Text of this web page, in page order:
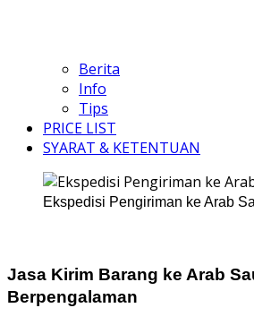
Berita
Info
Tips
PRICE LIST
SYARAT & KETENTUAN
Ekspedisi Pengiriman ke Arab
Jasa Kirim Barang ke Arab
Berpengalaman